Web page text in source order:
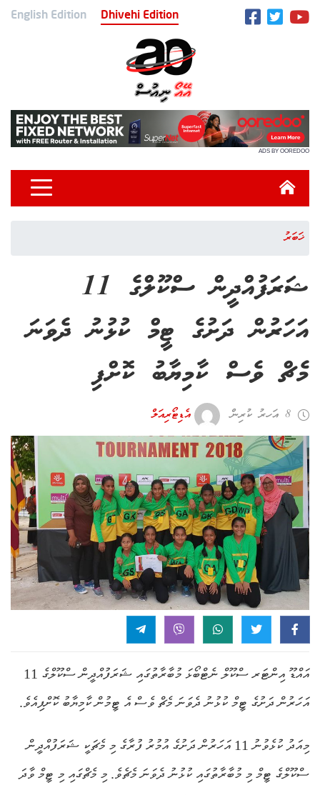
English Edition Dhivehi Edition
ADS BY OOREDOO
ޚަބަރު
ޝަރަފުއްދީން ސްކޫލްގެ 11
އަހަރުން ދަށުގެ ޓީމް ކުޅުނު ދެވަނަ
މެޗް ވެސް ކާމިޔާބު ކޮށްފި
8 އަހރު ކުރިން އެޑިޓޯރިއަލް
އައްޑޫ އިންޓަރ ސްކޫލް ނެޓްބޯޅަ މުބާރާތުގައި ޝަރަފުއްދީން ސްކޫލްގެ 11
އަހަރުން ދަށުގެ ޓީމް ކުޅުނު ދެވަނަ މެޗް ވެސް އެ ޓީމުން ކާމިޔާބު ކޮށްފިއެވެ.
މިއަދު ކުޅެވުނު 11 އަހަރުން ދަށުގެ އުމުރު ފުރާގެ މި މެޗަކީ ޝަރަފުއްދީން
ސްކޫލްގެ ޓީމް މި މުބާރާތުގައި ކުޅުނު ދެވަނަ މެޗެވެ. މި މެޗްގައި މި ޓީމް ވާދަ